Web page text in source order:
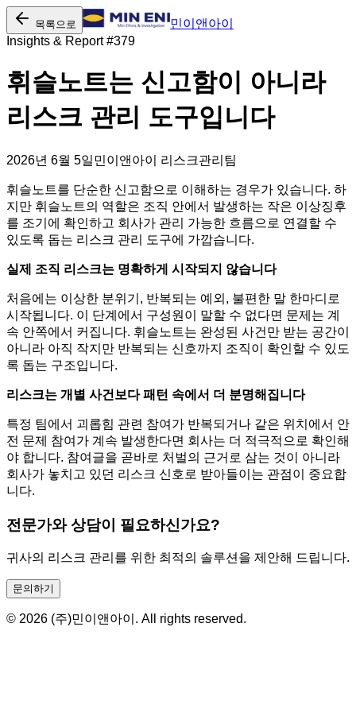
목록으로
민이앤아이
Insights & Report #379
휘슬노트는 신고함이 아니라
리스크 관리 도구입니다
2026년 6월 5일민이앤아이 리스크관리팀
휘슬노트를 단순한 신고함으로 이해하는 경우가 있습니다. 하
지만 휘슬노트의 역할은 조직 안에서 발생하는 작은 이상징후
를 조기에 확인하고 회사가 관리 가능한 흐름으로 연결할 수
있도록 돕는 리스크 관리 도구에 가깝습니다.
실제 조직 리스크는 명확하게 시작되지 않습니다
처음에는 이상한 분위기, 반복되는 예외, 불편한 말 한마디로
시작됩니다. 이 단계에서 구성원이 말할 수 없다면 문제는 계
속 안쪽에서 커집니다. 휘슬노트는 완성된 사건만 받는 공간이
아니라 아직 작지만 반복되는 신호까지 조직이 확인할 수 있도
록 돕는 구조입니다.
리스크는 개별 사건보다 패턴 속에서 더 분명해집니다
특정 팀에서 괴롭힘 관련 참여가 반복되거나 같은 위치에서 안
전 문제 참여가 계속 발생한다면 회사는 더 적극적으로 확인해
야 합니다. 참여글을 곧바로 처벌의 근거로 삼는 것이 아니라
회사가 놓치고 있던 리스크 신호로 받아들이는 관점이 중요합
니다.
전문가와 상담이 필요하신가요?
귀사의 리스크 관리를 위한 최적의 솔루션을 제안해 드립니다.
문의하기
© 2026 (주)민이앤아이. All rights reserved.